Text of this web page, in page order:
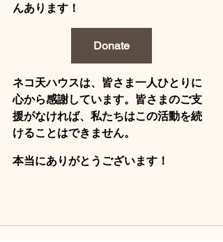
んあります！
Donate
ネコ天ハウスは、皆さま一人ひとりに
心から感謝しています。皆さまのご支
援がなければ、私たちはこの活動を続
けることはできません。
本当にありがとうございます！